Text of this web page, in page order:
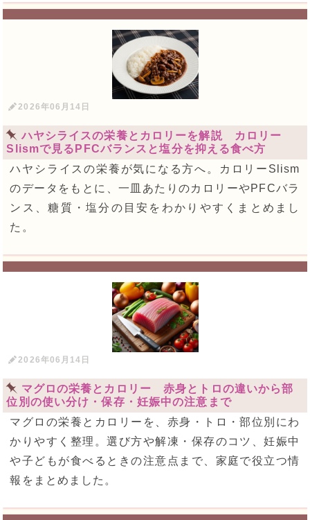
2026年06月14日
ハヤシライスの栄養とカロリーを解説 カロリー
Slismで見るPFCバランスと塩分を抑える食べ方
ハヤシライスの栄養が気になる方へ。カロリーSlism
のデータをもとに、一皿あたりのカロリーやPFCバラ
ンス、糖質・塩分の目安をわかりやすくまとめまし
た。
2026年06月14日
マグロの栄養とカロリー 赤身とトロの違いから部
位別の使い分け・保存・妊娠中の注意まで
マグロの栄養とカロリーを、赤身・トロ・部位別にわ
かりやすく整理。選び方や解凍・保存のコツ、妊娠中
や子どもが食べるときの注意点まで、家庭で役立つ情
報をまとめました。